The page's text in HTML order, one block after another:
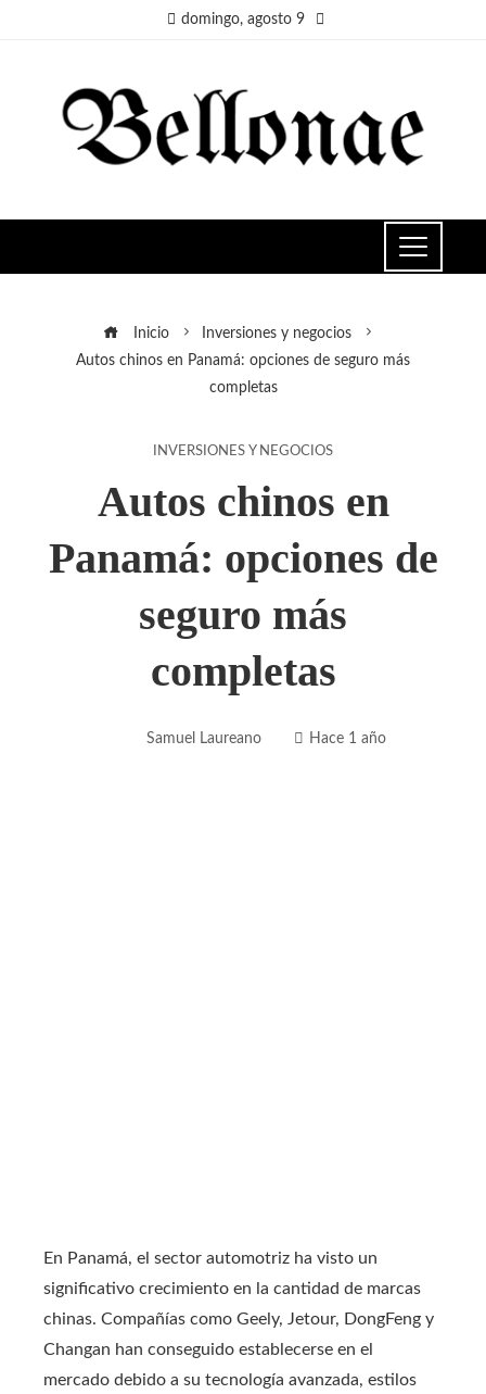
domingo, agosto 9
Inicio
Inversiones y negocios
Autos chinos en Panamá: opciones de seguro más
completas
INVERSIONES Y NEGOCIOS
Autos chinos en
Panamá: opciones de
seguro más
completas
Samuel Laureano Hace 1 año
En Panamá, el sector automotriz ha visto un
significativo crecimiento en la cantidad de marcas
chinas. Compañías como Geely, Jetour, DongFeng y
Changan han conseguido establecerse en el
mercado debido a su tecnología avanzada, estilos